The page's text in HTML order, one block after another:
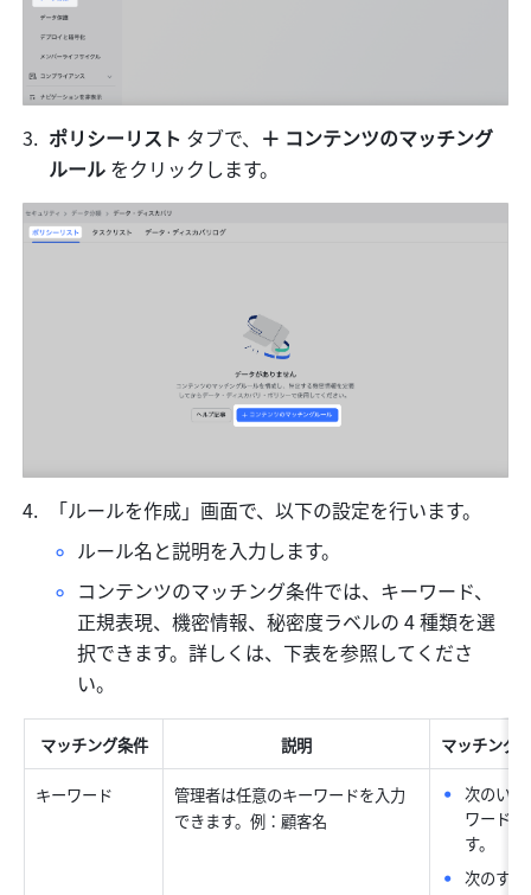
ポリシーリスト タブで、 ＋ コンテンツのマッチング
ルール をクリックします。
「ルールを作成」画面で、以下の設定を行います。
ルール名と説明を入力します。
コンテンツのマッチング条件では、キーワード、
正規表現、機密情報、秘密度ラベルの 4 種類を選
択できます。詳しくは、下表を参照してくださ
い。
マッチング条件 説明 マッチング
キーワード
管理者は任意のキーワードを入力
できます。例：顧客名
次のい
ワード
す。
次のすべ